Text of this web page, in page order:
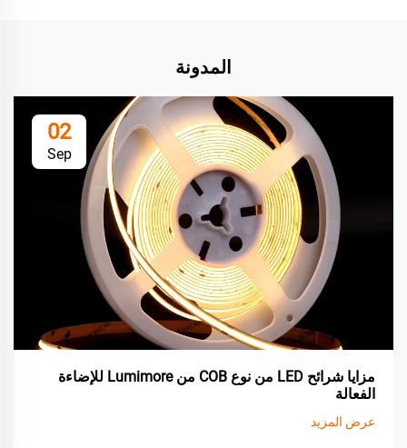
المدونة
02
Sep
مزايا شرائح LED من نوع COB من Lumimore للإضاءة
الفعالة
عرض المزيد